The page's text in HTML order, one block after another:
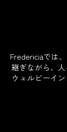
Fredericiaでは
継ぎながら、
ウェルビーイ